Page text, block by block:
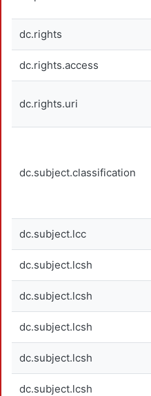
dc.rights
dc.rights.access
dc.rights.uri
dc.subject.classification
dc.subject.lcc
dc.subject.lcsh
dc.subject.lcsh
dc.subject.lcsh
dc.subject.lcsh
dc.subject.lcsh